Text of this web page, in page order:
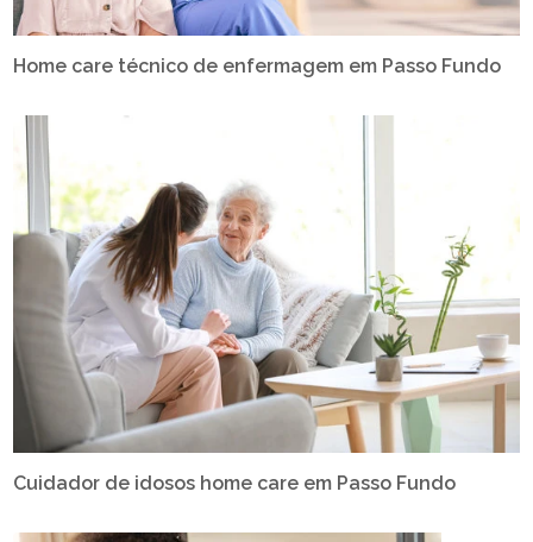
Home care técnico de enfermagem em Passo Fundo
Cuidador de idosos home care em Passo Fundo